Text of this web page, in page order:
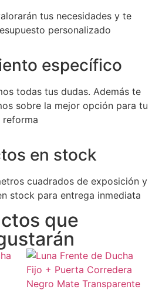
tus necesidades y te
personalizado
específico
todas tus dudas. Además te
sobre la mejor opción para tu
reforma
en stock
cuadrados de exposición y
stock para entrega inmediata
que